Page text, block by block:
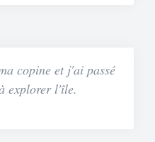
copine et j'ai passé
explorer l'île.